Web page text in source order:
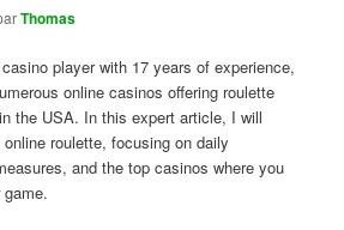
Thomas
player with 17 years of experience,
online casinos offering roulette
the USA. In this expert article, I will
roulette, focusing on daily
and the top casinos where you